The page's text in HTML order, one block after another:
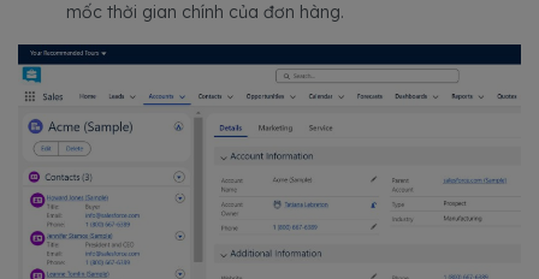
mốc thời gian chính của đơn hàng.